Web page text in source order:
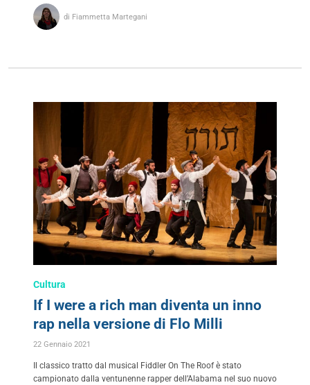
di Fiammetta Martegani
Cultura
If I were a rich man diventa un inno
rap nella versione di Flo Milli
22 Gennaio 2021
Il classico tratto dal musical Fiddler On The Roof è stato
campionato dalla ventunenne rapper dell’Alabama nel suo nuovo